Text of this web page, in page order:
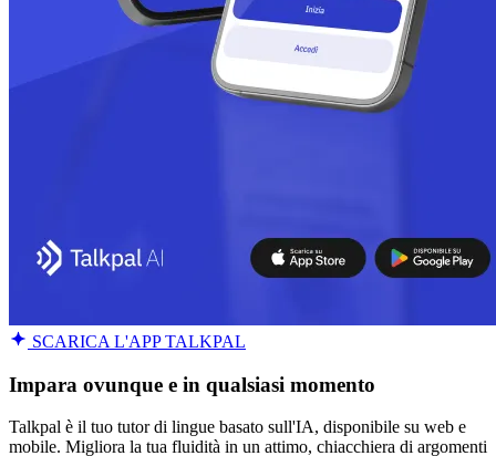
SCARICA L'APP TALKPAL
Impara ovunque e in qualsiasi momento
Talkpal è il tuo tutor di lingue basato sull'IA, disponibile su web e
mobile. Migliora la tua fluidità in un attimo, chiacchiera di argomenti